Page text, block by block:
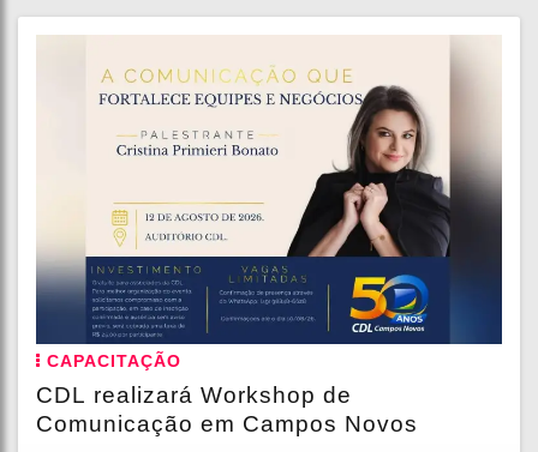
CAPACITAÇÃO
CDL realizará Workshop de
Comunicação em Campos Novos